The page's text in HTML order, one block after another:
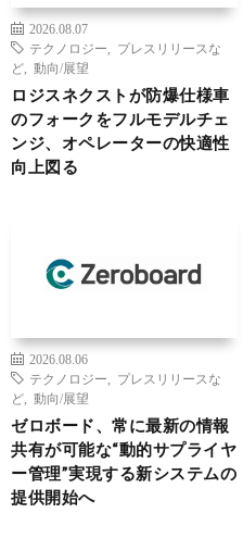
2026.08.07
テクノロジー
プレスリリースな
ど
動向/展望
ロジスネクストが防爆仕様車
のフォークをフルモデルチェ
ンジ、オペレーターの快適性
向上図る
2026.08.06
テクノロジー
プレスリリースな
ど
動向/展望
ゼロボード、常に最新の情報
共有が可能な“動的サプライヤ
ー管理”実現する新システムの
提供開始へ